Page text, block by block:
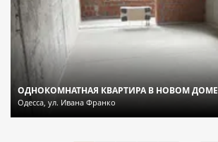
ОДНОКОМНАТНАЯ КВАРТИРА В НОВОМ ДОМЕ
Одесса, ул. Ивана Франко